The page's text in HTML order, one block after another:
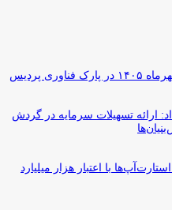
ارائه تسهیلات سرمایه در گردش
با اعتبار هزار میلیارد